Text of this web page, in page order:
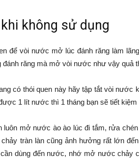
không sử dụng
để vòi nước mở lúc đánh răng làm
đánh răng mà mở vòi nước như vậy quả
có thói quen này hãy tập tắt vòi nước
1 lít nước thì 1 tháng bạn sẽ tiết
luôn mở nước ào ào lúc đi tắm, rửa
tràn làn cũng ảnh hưởng rất lớn
dùng đến nước, nhớ mở nước chảy